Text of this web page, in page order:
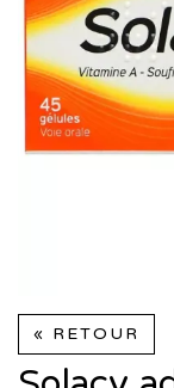
« RETOUR